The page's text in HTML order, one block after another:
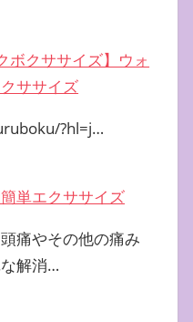
ボクササイズ】ウォ
ササイズ
?hl=j…
単エクササイズ
痛やその他の痛み
解消…